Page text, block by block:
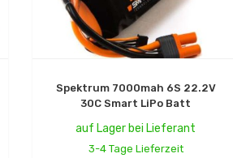
Spektrum 7000mah 6S 22.2V
30C Smart LiPo Batt
auf Lager bei Lieferant
3-4 Tage Lieferzeit